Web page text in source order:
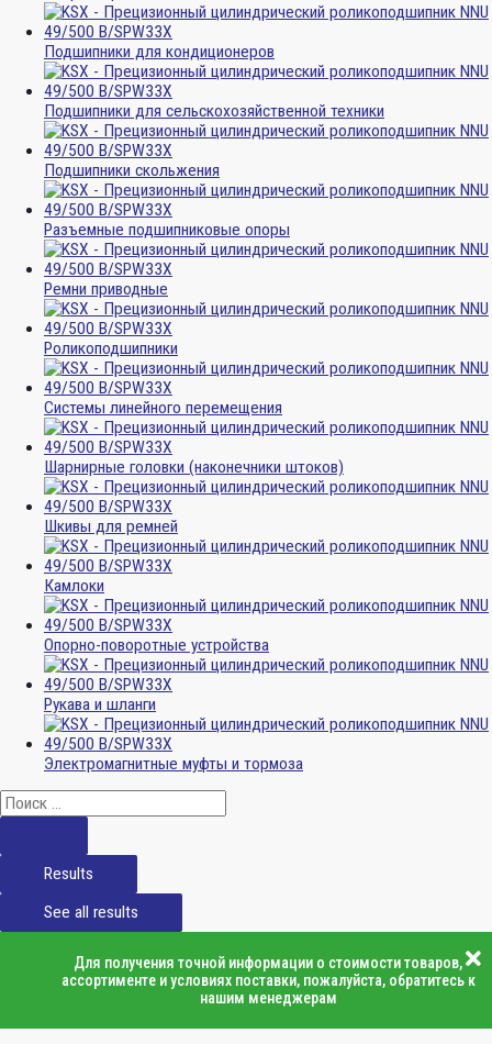
Подшипники для кондиционеров
Подшипники для сельскохозяйственной техники
Подшипники скольжения
Разъемные подшипниковые опоры
Ремни приводные
Роликоподшипники
Системы линейного перемещения
Шарнирные головки (наконечники штоков)
Шкивы для ремней
Камлоки
Опорно-поворотные устройства
Рукава и шланги
Электромагнитные муфты и тормоза
Results
See all results
Для получения точной информации о стоимости товаров,
ассортименте и условиях поставки, пожалуйста, обратитесь к
нашим менеджерам